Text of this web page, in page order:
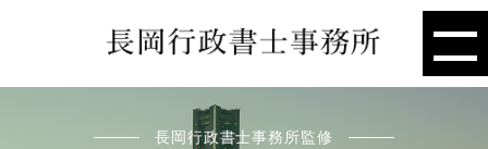
長岡行政書士事務所監修